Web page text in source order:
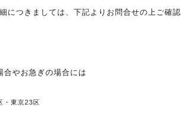
につきましては、下記よりお問合せの上ご確認
やお急ぎの場合には
・東京23区